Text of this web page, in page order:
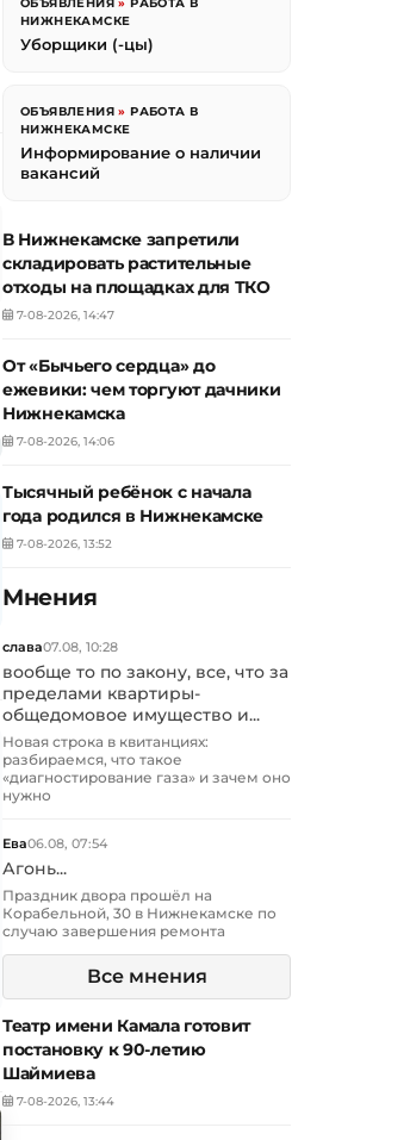
ОБЪЯВЛЕНИЯ »РАБОТА В
НИЖНЕКАМСКЕ
Уборщики (-цы)
ОБЪЯВЛЕНИЯ »РАБОТА В
НИЖНЕКАМСКЕ
Информирование о наличии
вакансий
В Нижнекамске запретили
складировать растительные
отходы на площадках для ТКО
7-08-2026, 14:47
От «Бычьего сердца» до
ежевики: чем торгуют дачники
Нижнекамска
7-08-2026, 14:06
Тысячный ребёнок с начала
года родился в Нижнекамске
7-08-2026, 13:52
Мнения
слава07.08, 10:28
вообще то по закону, все, что за
пределами квартиры-
общедомовое имущество и...
Новая строка в квитанциях:
разбираемся, что такое
«диагностирование газа» и зачем оно
нужно
Ева06.08, 07:54
Агонь...
Праздник двора прошёл на
Корабельной, 30 в Нижнекамске по
случаю завершения ремонта
Все мнения
Театр имени Камала готовит
постановку к 90-летию
Шаймиева
7-08-2026, 13:44